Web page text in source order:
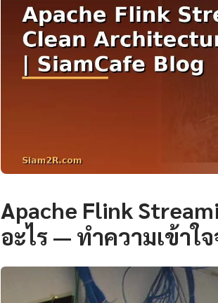
Apache Flink
อะไร — ทำความเข้าใ